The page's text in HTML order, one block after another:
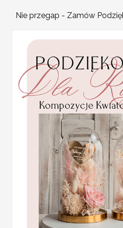
ślubne zawieszki na
alkohol, botaniczne z
duzo tekstow
Promocja:
1.84 PLN /2.30
PLN
menu weselne karta dań
weselnych, botaniczne z
waszą treścią
Promocja:
Nie przegap - Zamów